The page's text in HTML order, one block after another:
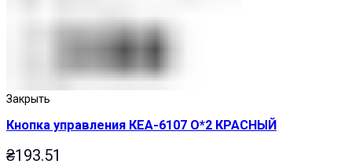
Закрыть
Кнопка управления КЕА-6107 О*2 КРАСНЫЙ
₴193.51